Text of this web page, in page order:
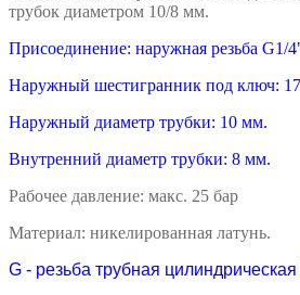
трубок диаметром 10/8 мм.
Присоединение: наружная резьба G1/
Наружный шестигранник под ключ:
Наружный диаметр трубки: 10 мм.
Внутренний диаметр трубки: 8 мм.
Рабочее давление: макс. 25 бар
Материал: никелированная латунь.
G - резьба трубная